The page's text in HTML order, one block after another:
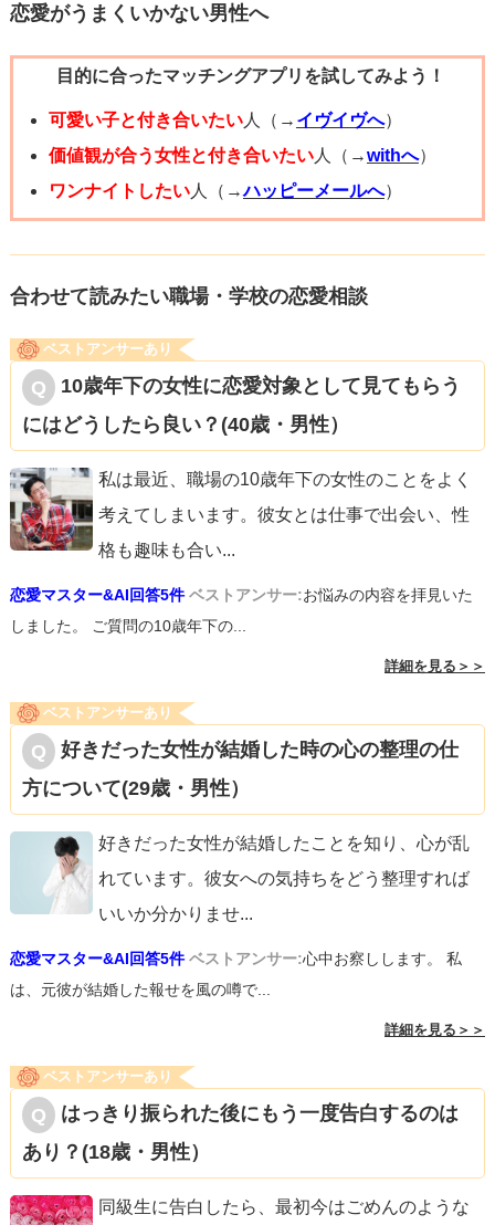
はあなた自身の判断によるものですが、信頼とコミュニケ
幸福を考えてください。良い恋愛をしてください！
恋愛がうまくいかない男性へ
目的に合ったマッチングアプリを試してみよう！
可愛い子と付き合いたい人（→ イヴイヴへ）
価値観が合う女性と付き合いたい人（→withへ）
ワンナイトしたい人（→ハッピーメールへ）
合わせて読みたい職場・学校の恋愛相談
ベストアンサーあり
10歳年下の女性に恋愛対象として見てもらう
にはどうしたら良い？(40歳・男性）
私は最近、職場の10歳年下の女性のことをよく
考えてしまいます。彼女とは仕事で出会い、性
格も趣味も合い...
恋愛マスター&AI回答5件 ベストアンサー:お悩みの内容を拝見いた
しました。 ご質問の10歳年下の...
詳細を見る＞＞
ベストアンサーあり
好きだった女性が結婚した時の心の整理の仕
方について(29歳・男性）
好きだった女性が結婚したことを知り、心が乱
れています。彼女への気持ちをどう整理すれば
いいか分かりませ...
恋愛マスター&AI回答5件 ベストアンサー:心中お察しします。 私
は、元彼が結婚した報せを風の噂で...
詳細を見る＞＞
ベストアンサーあり
はっきり振られた後にもう一度告白するのは
あり？(18歳・男性）
同級生に告白したら、最初今はごめんのような